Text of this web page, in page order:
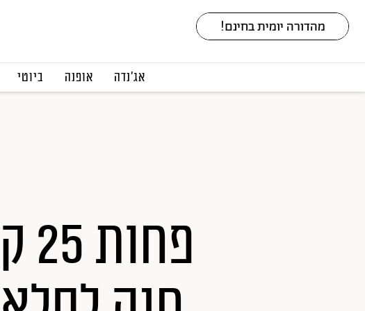
אג׳נדה אופנה ביוטי